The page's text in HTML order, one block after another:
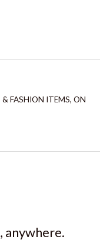
& FASHION ITEMS, ON
anywhere.